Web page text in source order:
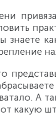
знаете
А
какую